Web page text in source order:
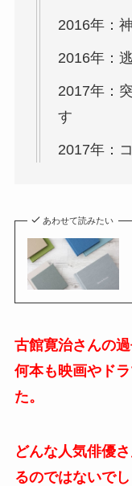
2016年：
2016年：
2017年：
す
2017年：
あわせて読みたい
古館寛治さんの
何本も映画やド
た。
どんな人気俳優
るのではないでし